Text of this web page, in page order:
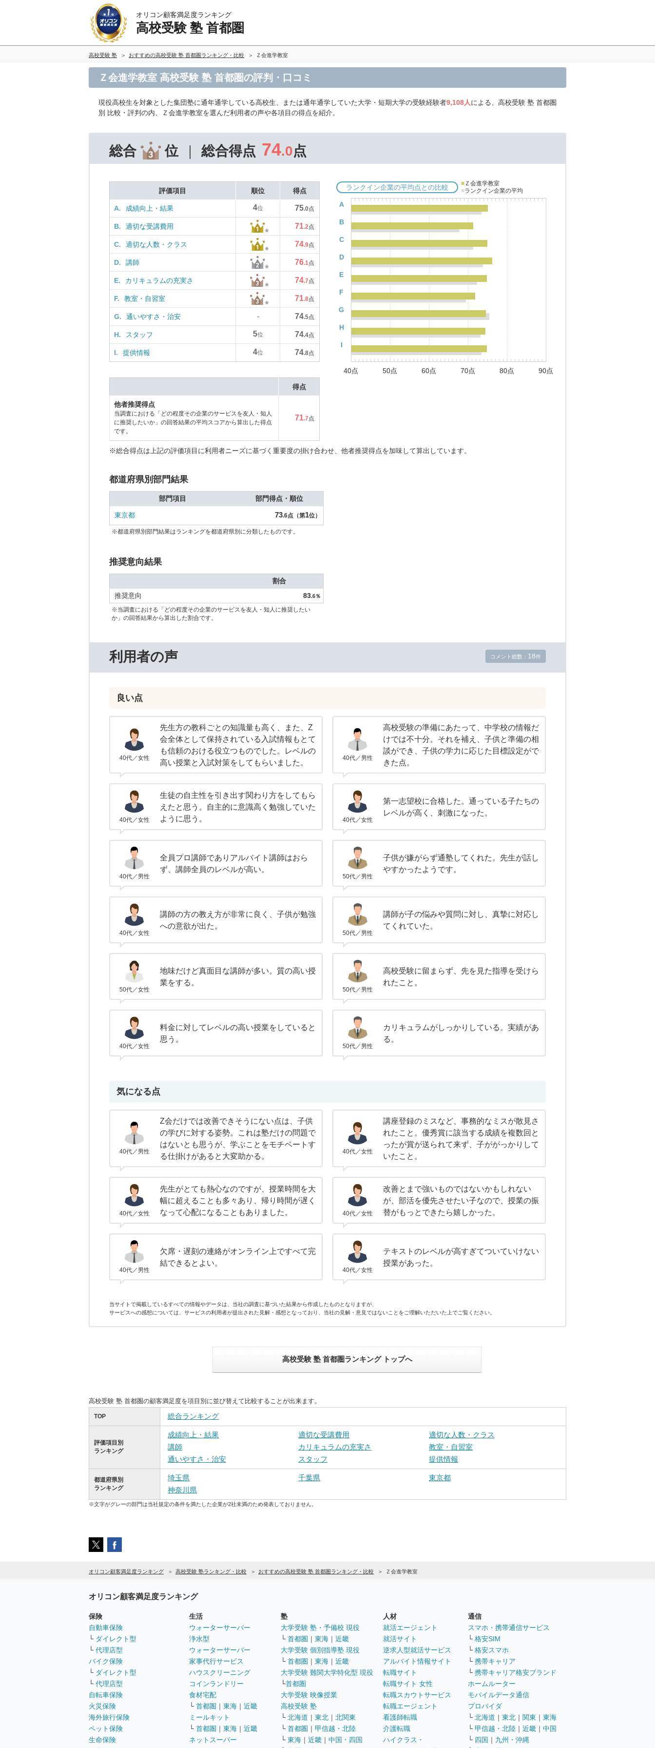
オリコン顧客満足度ランキング
高校受験 塾 首都圏
高校受験 塾 おすすめの高校受験 塾 首都圏ランキング・比較 Ｚ会進学教室
Ｚ会進学教室 高校受験 塾 首都圏の評判・口コミ
現役高校生を対象とした集団塾に通年通学している高校生、または通年通学していた大学・短期大学の受験経験者9,108人による、高校受験 塾 首都圏
別 比較・評判の内、Ｚ会進学教室を選んだ利用者の声や各項目の得点を紹介。
総合 位 総合得点 74.0点
評価項目 順位 得点
A. 成績向上・結果 4位 75.0点
B. 適切な受講費用 71.2点
C. 適切な人数・クラス 74.9点
D. 講師 76.1点
E. カリキュラムの充実さ 74.7点
F. 教室・自習室 71.8点
G. 通いやすさ・治安 - 74.5点
H. スタッフ 5位 74.4点
I. 提供情報 4位 74.8点
ランクイン企業の平均点との比較 ■ Ｚ会進学教室
■ランクイン企業の平均
A
B
C
D
E
F
G
H
I
40点 50点 60点 70点 80点 90点
得点
他者推奨得点
当調査における「どの程度その企業のサービスを友人・知人
に推奨したいか」の回答結果の平均スコアから算出した得点
です。
71.7点
※総合得点は上記の評価項目に利用者ニーズに基づく重要度の掛け合わせ、他者推奨得点を加味して算出しています。
都道府県別部門結果
部門項目 部門得点・順位
東京都 73.6点（第1位）
※都道府県別部門結果はランキングを都道府県別に分類したものです。
推奨意向結果
割合
推奨意向
83.6％
※当調査における「どの程度その企業のサービスを友人・知人に推奨したい
か」の回答結果から算出した割合です。
利用者の声 コメント総数： 18件
良い点
40代／女性
先生方の教科ごとの知識量も高く、また、Z
会全体として保持されている入試情報もとて
も信頼のおける役立つものでした。レベルの
高い授業と入試対策をしてもらいました。
40代／男性
高校受験の準備にあたって、中学校の情報だ
けでは不十分。それを補え、子供と準備の相
談ができ、子供の学力に応じた目標設定がで
きた点。
40代／女性
生徒の自主性を引き出す関わり方をしてもら
えたと思う。自主的に意識高く勉強していた
ように思う。
40代／女性
第一志望校に合格した。通っている子たちの
レベルが高く、刺激になった。
40代／男性
全員プロ講師でありアルバイト講師はおら
ず、講師全員のレベルが高い。
50代／男性
子供が嫌がらず通塾してくれた。先生が話し
やすかったようです。
40代／女性
講師の方の教え方が非常に良く、子供が勉強
への意欲が出た。
50代／男性
講師が子の悩みや質問に対し、真摯に対応し
てくれていた。
50代／女性
地味だけど真面目な講師が多い。質の高い授
業をする。
50代／男性
高校受験に留まらず、先を見た指導を受けら
れたこと。
40代／女性
料金に対してレベルの高い授業をしていると
思う。
50代／男性
カリキュラムがしっかりしている。実績があ
る。
気になる点
40代／男性
Z会だけでは改善できそうにない点は、子供
の学びに対する姿勢。これは塾だけの問題で
はないとも思うが、学ぶことをモチベートす
る仕掛けがあると大変助かる。
40代／女性
講座登録のミスなど、事務的なミスが散見さ
れたこと。優秀賞に該当する成績を複数回と
ったが賞が送られて来ず、子ががっかりして
いたこと。
40代／女性
先生がとても熱心なのですが、授業時間を大
幅に超えることも多々あり、帰り時間が遅く
なって心配になることもありました。
40代／女性
改善とまで強いものではないかもしれない
が、部活を優先させたい子なので、授業の振
替がもっとできたら嬉しかった。
40代／男性
欠席・遅刻の連絡がオンライン上ですべて完
結できるとよい。
40代／女性
テキストのレベルが高すぎてついていけない
授業があった。
当サイトで掲載しているすべての情報やデータは、当社の調査に基づいた結果から作成したものとなりますが、
サービスへの感想については、サービスの利用者が提出された見解・感想となっており、当社の見解・意見ではないことをご理解いただいた上でご覧ください。
高校受験 塾 首都圏ランキング トップへ
高校受験 塾 首都圏の顧客満足度を項目別に並び替えて比較することが出来ます。
TOP 総合ランキング
評価項目別
ランキング
成績向上・結果 適切な受講費用
適切な人数・クラス
講師
カリキュラムの充実さ
教室・自習室
通いやすさ・治安
スタッフ 提供情報
都道府県別
ランキング
埼玉県 千葉県
東京都
神奈川県
※文字がグレーの部門は当社規定の条件を満たした企業が2社未満のため発表しておりません。
オリコン顧客満足度ランキング 高校受験 塾ランキング・比較 おすすめの高校受験 塾 首都圏ランキング・比較 Ｚ会進学教室
オリコン顧客満足度ランキング
保険
自動車保険
└ ダイレクト型
└ 代理店型
バイク保険
└ ダイレクト型
└ 代理店型
自転車保険
火災保険
海外旅行保険
ペット保険
生命保険
生活
ウォーターサーバー
浄水型
ウォーターサーバー
家事代行サービス
ハウスクリーニング
コインランドリー
食材宅配
└ 首都圏 ｜ 東海 ｜ 近畿
ミールキット
└ 首都圏 ｜ 東海 ｜ 近畿
ネットスーパー
塾
大学受験 塾・予備校 現役
└ 首都圏 ｜ 東海 ｜ 近畿
大学受験 個別指導塾 現役
└ 首都圏 ｜ 東海 ｜ 近畿
大学受験 難関大学特化型 現役
└首都圏
大学受験 映像授業
高校受験 塾
└ 北海道 ｜ 東北 ｜ 北関東
└ 首都圏 ｜ 甲信越・北陸
└ 東海 ｜ 近畿 ｜ 中国・四国
人材
就活エージェント
就活サイト
逆求人型就活サービス
アルバイト情報サイト
転職サイト
転職サイト 女性
転職スカウトサービス
転職エージェント
看護師転職
介護転職
ハイクラス・
通信
スマホ・携帯通信サービス
└ 格安SIM
└ 格安スマホ
└ 携帯キャリア
└ 携帯キャリア格安ブランド
ホームルーター
モバイルデータ通信
プロバイダ
└ 北海道 ｜ 東北 ｜ 関東 ｜ 東海
└ 甲信越・北陸 ｜ 近畿 ｜ 中国
└ 四国 ｜ 九州・沖縄